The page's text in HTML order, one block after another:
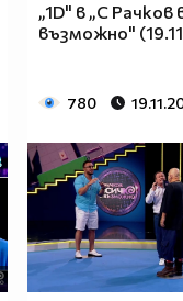
„1D" в „С Рачков
възможно"
780